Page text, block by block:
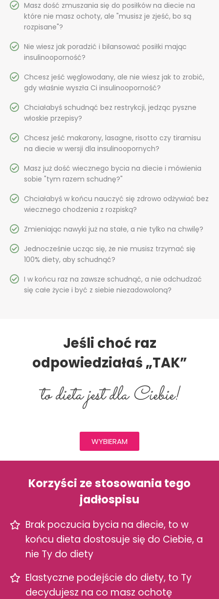
Masz dość zmuszania się do posiłków na diecie na
które nie masz ochoty, ale "musisz je zjeść, bo są
rozpisane"?
Nie wiesz jak poradzić i bilansować posiłki mając
insulinooporność?
Chcesz jeść węglowodany, ale nie wiesz jak to zrobić,
gdy właśnie wyszła Ci insulinooporność?
Chciałabyś schudnąć bez restrykcji, jedząc pyszne
włoskie przepisy?
Chcesz jeść makarony, lasagne, risotto czy tiramisu
na diecie w wersji dla insulinoopornych?
Masz już dość wiecznego bycia na diecie i mówienia
sobie "tym razem schudnę?"
Chciałabyś w końcu nauczyć się zdrowo odżywiać bez
wiecznego chodzenia z rozpiską?
Zmieniając nawyki już na stałe, a nie tylko na chwilę?
Jednocześnie ucząc się, że nie musisz trzymać się
100% diety, aby schudnąć?
I w końcu raz na zawsze schudnąć, a nie odchudzać
się całe życie i być z siebie niezadowoloną?
Jeśli choć raz
odpowiedziałaś „TAK”
to dieta jest dla Ciebie!
WYBIERAM
Korzyści ze stosowania tego
jadłospisu
Brak poczucia bycia na diecie, to w
końcu dieta dostosuje się do Ciebie, a
nie Ty do diety
Elastyczne podejście do diety, to Ty
decydujesz na co masz ochotę